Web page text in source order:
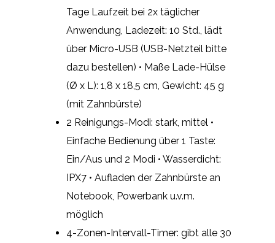
Tage Laufzeit bei 2x täglicher
Anwendung, Ladezeit: 10 Std., lädt
über Micro-USB (USB-Netzteil bitte
dazu bestellen) • Maße Lade-Hülse
(Ø x L): 1,8 x 18,5 cm, Gewicht: 45 g
(mit Zahnbürste)
2 Reinigungs-Modi: stark, mittel •
Einfache Bedienung über 1 Taste:
Ein/Aus und 2 Modi • Wasserdicht:
IPX7 • Aufladen der Zahnbürste an
Notebook, Powerbank u.v.m.
möglich
4-Zonen-Intervall-Timer: gibt alle 30